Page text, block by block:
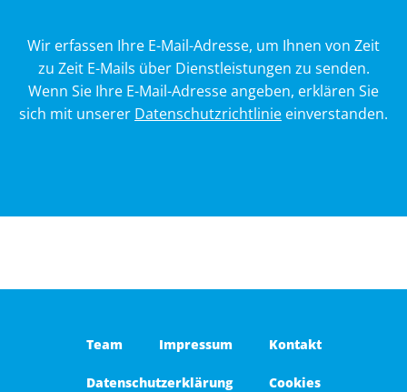
e
e
Wir erfassen Ihre E-Mail-Adresse, um Ihnen von Zeit
zu Zeit E-Mails über Dienstleistungen zu senden.
Wenn Sie Ihre E-Mail-Adresse angeben, erklären Sie
sich mit unserer Datenschutzrichtlinie einverstanden.
Team Impressum Kontakt
Datenschutzerklärung Cookies